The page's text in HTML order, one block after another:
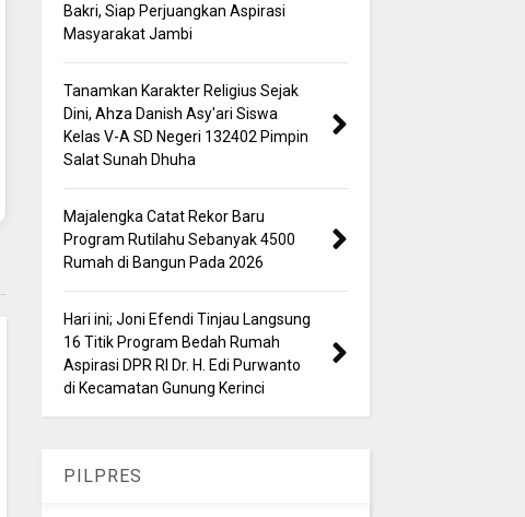
Bakri, Siap Perjuangkan Aspirasi
Masyarakat Jambi
Tanamkan Karakter Religius Sejak
Dini, Ahza Danish Asy'ari Siswa
Kelas V-A SD Negeri 132402 Pimpin
Salat Sunah Dhuha
Majalengka Catat Rekor Baru
Program Rutilahu Sebanyak 4500
Rumah di Bangun Pada 2026
Hari ini; Joni Efendi Tinjau Langsung
16 Titik Program Bedah Rumah
Aspirasi DPR RI Dr. H. Edi Purwanto
di Kecamatan Gunung Kerinci
PILPRES